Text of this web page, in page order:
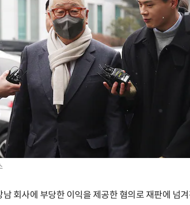
회사에 부당한 이익을 제공한 혐의로 재판에 넘